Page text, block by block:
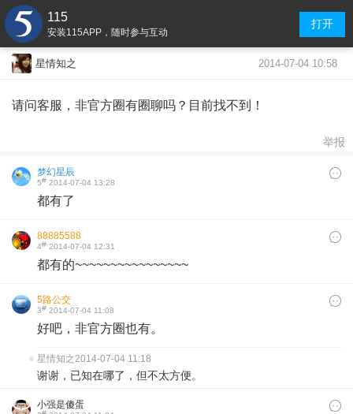
115
安装115APP，随时参与互动
打开
星情知之 2014-07-04 10:58
请问客服，非官方圈有圈聊吗？目前找不到！
举报
梦幻星辰
5# 2014-07-04 13:28
都有了
88885588
4# 2014-07-04 12:31
都有的~~~~~~~~~~~~~~~~
5路公交
3# 2014-07-04 11:08
好吧，非官方圈也有。​​
星情知之2014-07-04 11:18
谢谢，已知在哪了，但不太方便。
小强是傻蛋